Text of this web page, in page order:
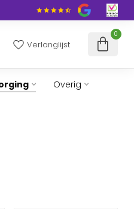
Verlanglijst
0
Overig